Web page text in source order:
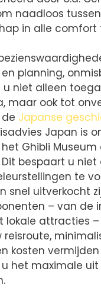
naadloos
in alle comfort
planning,
u niet alleen
maar ook tot
Japanse
Japan is
Ghibli
bespaart u
te
snel uitverkocht
– van de
lokale attracties
kosten
het maximale